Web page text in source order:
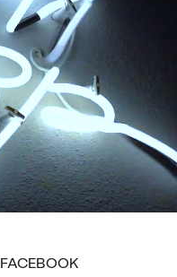
FACEBOOK